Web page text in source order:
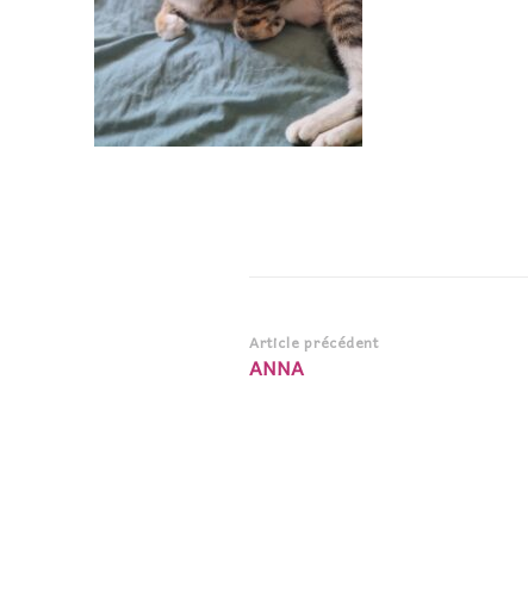
Navigation
d’article
Article précédent
ANNA